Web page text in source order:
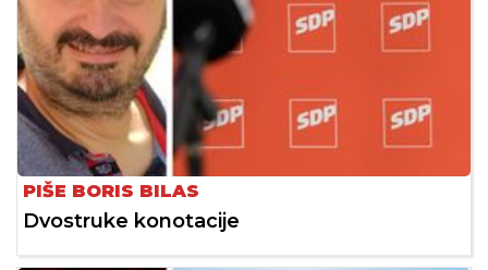
PIŠE BORIS BILAS
Dvostruke konotacije